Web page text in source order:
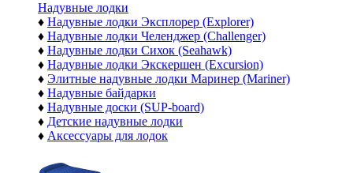
Надувные лодки
♦ Надувные лодки Эксплорер (Explorer)
♦ Надувные лодки Челенджер (Challenger)
♦ Надувные лодки Сихок (Seahawk)
♦ Надувные лодки Экскершен (Excursion)
♦ Элитные надувные лодки Маринер (Mariner)
♦ Надувные байдарки
♦ Надувные доски (SUP-board)
♦ Детские надувные лодки
♦ Аксессуары для лодок